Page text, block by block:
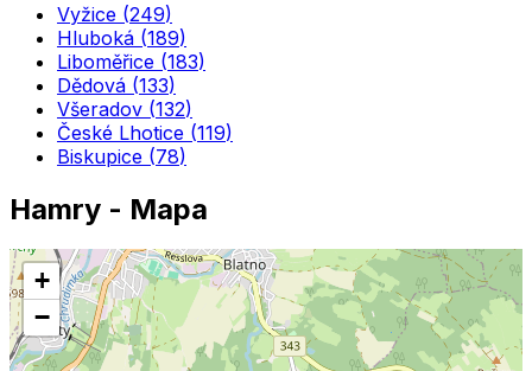
Vyžice (249)
Hluboká (189)
Liboměřice (183)
Dědová (133)
Všeradov (132)
České Lhotice (119)
Biskupice (78)
Hamry - Mapa
+
−